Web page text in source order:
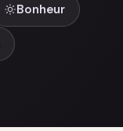
Bonheur